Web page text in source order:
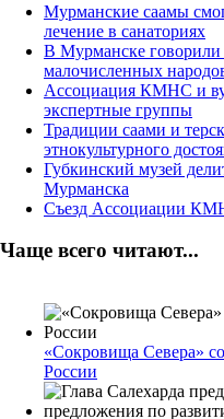
Мурманские саамы
лечение в санаториях
В Мурманске говорили
малочисленных
Ассоциация КМНС и
экспертные группы
Традиции саами и
этнокультурного
Губкинский музей
Мурманска
Съезд Ассоциации
Чаще всего читают...
«Сокровища Севера»
России